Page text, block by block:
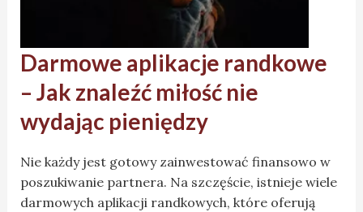
Darmowe aplikacje randkowe
– Jak znaleźć miłość nie
wydając pieniędzy
Nie każdy jest gotowy zainwestować finansowo w
poszukiwanie partnera. Na szczęście, istnieje wiele
darmowych aplikacji randkowych, które oferują